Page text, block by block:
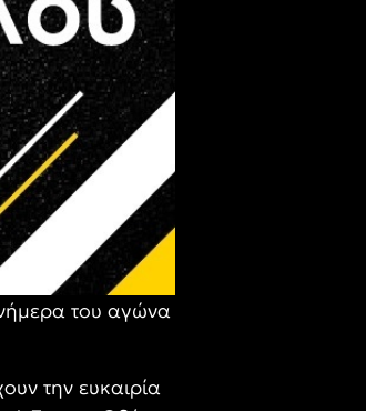
του αγώνα
την ευκαιρία